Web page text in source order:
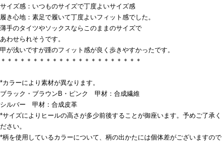
サイズ感：いつものサイズで丁度よいサイズ感
履き心地：素足で履いて丁度よいフィット感でした。
薄手のタイツやソックスならこのままのサイズで
あわせられそうです。
甲が浅いですが踵のフィット感が良く歩きやすかったです。
＊＊＊＊＊＊＊＊＊＊＊＊＊＊＊＊＊＊＊＊＊＊
*カラーにより素材が異なります。
ブラック・ブラウンB・ピンク 甲材：合成繊維
シルバー 甲材：合成皮革
*サイズによりヒールの高さが多少前後することが御座います。予めご了承く
ださい。
*柄を使用しているカラーについて、柄の出かたには個体差がございますので